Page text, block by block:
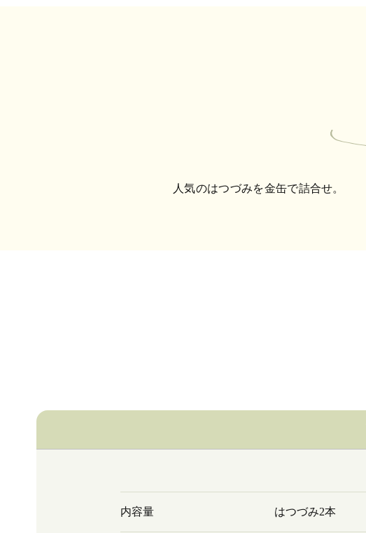
人気のはつづみを金缶で詰合せ。
内容量 はつづみ2本